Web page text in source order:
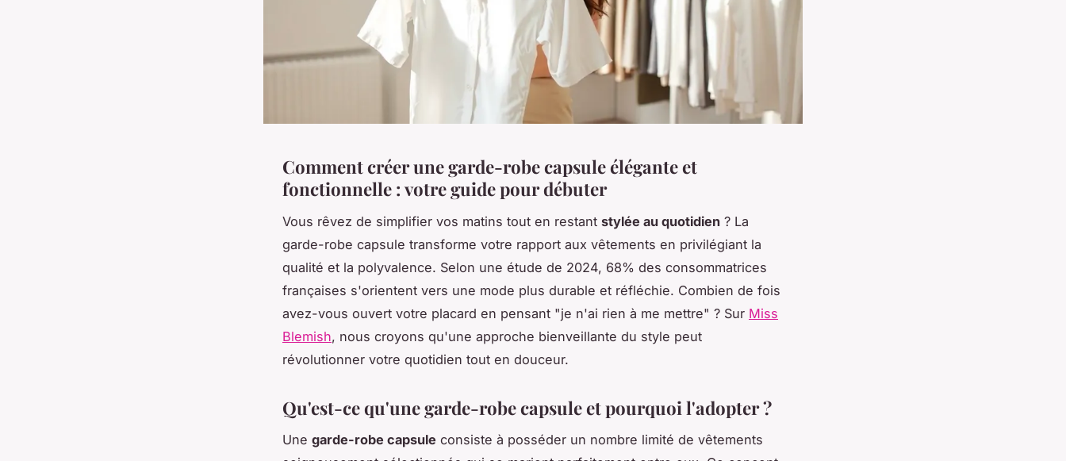
Comment créer une garde-robe capsule élégante et
fonctionnelle : votre guide pour débuter
Vous rêvez de simplifier vos matins tout en restant stylée au quotidien ? La
garde-robe capsule transforme votre rapport aux vêtements en privilégiant la
qualité et la polyvalence. Selon une étude de 2024, 68% des consommatrices
françaises s'orientent vers une mode plus durable et réfléchie. Combien de fois
avez-vous ouvert votre placard en pensant "je n'ai rien à me mettre" ? Sur Miss
Blemish, nous croyons qu'une approche bienveillante du style peut
révolutionner votre quotidien tout en douceur.
Qu'est-ce qu'une garde-robe capsule et pourquoi l'adopter ?
Une garde-robe capsule consiste à posséder un nombre limité de vêtements